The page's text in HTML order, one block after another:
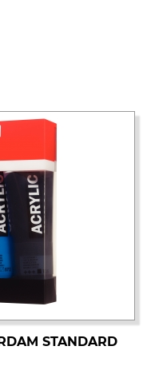
STANDARD